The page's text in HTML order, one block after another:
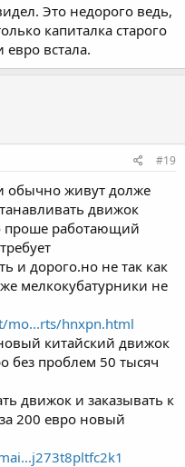
Это недорого ведь,
капиталка старого
встала.
#19
обычно живут долже
движок
проше работающий
и дорого.но не так как
мелкокубатурники не
mo...rts/hnxpn.html
китайский движок
без проблем 50 тысяч
движок и заказывать к
200 евро новый